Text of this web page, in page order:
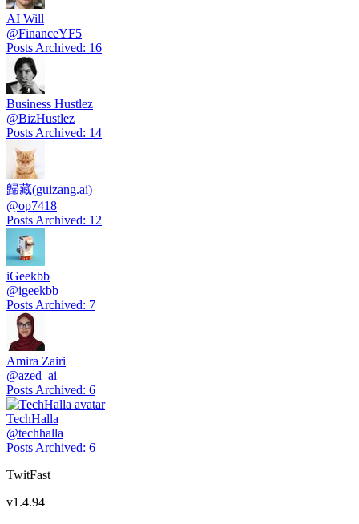
AI Will
@FinanceYF5
Posts Archived: 16
Business Hustlez
@BizHustlez
Posts Archived: 14
歸藏(guizang.ai)
@op7418
Posts Archived: 12
iGeekbb
@igeekbb
Posts Archived: 7
Amira Zairi
@azed_ai
Posts Archived: 6
TechHalla
@techhalla
Posts Archived: 6
TwitFast
v1.4.94